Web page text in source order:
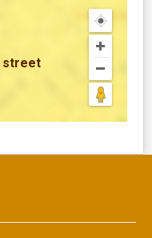
street